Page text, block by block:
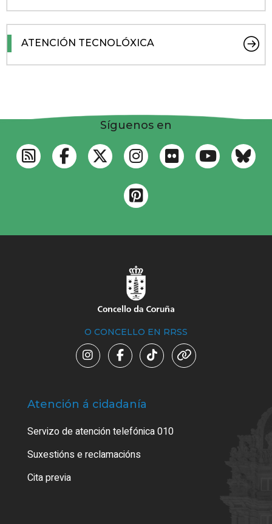
ATENCIÓN TECNOLÓXICA
Síguenos en
O CONCELLO EN RRSS
Atención á cidadanía
Servizo de atención telefónica 010
Suxestións e reclamacións
Cita previa